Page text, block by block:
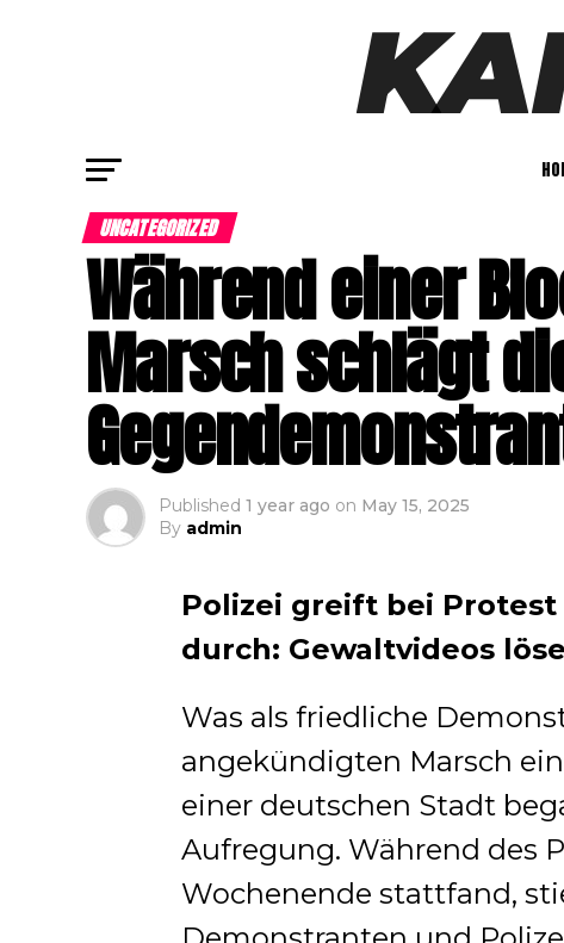
UNCATEGORIZED
Während einer
Marsch schlägt
Published 1 year ago on May 15, 2025
By admin
Polizei greift bei
durch: Gewaltvideos
Was als friedliche
angekündigten Marsch
einer deutschen Stadt
Aufregung. Während des
Wochenende stattfand,